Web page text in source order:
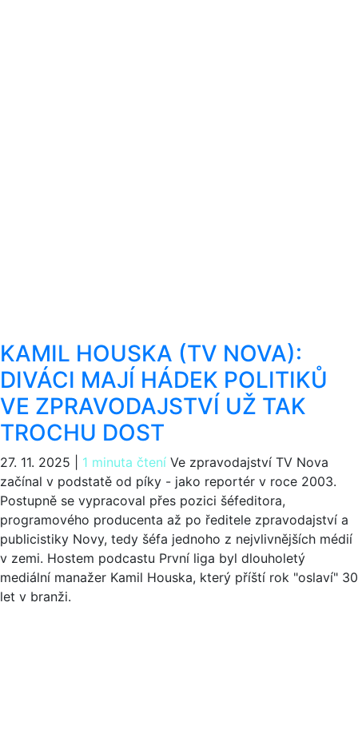
KAMIL HOUSKA (TV NOVA):
DIVÁCI MAJÍ HÁDEK POLITIKŮ
VE ZPRAVODAJSTVÍ UŽ TAK
TROCHU DOST
27. 11. 2025 1 minuta čtení Ve zpravodajství TV Nova
začínal v podstatě od píky - jako reportér v roce 2003.
Postupně se vypracoval přes pozici šéfeditora,
programového producenta až po ředitele zpravodajství a
publicistiky Novy, tedy šéfa jednoho z nejvlivnějších médií
v zemi. Hostem podcastu První liga byl dlouholetý
mediální manažer Kamil Houska, který příští rok "oslaví" 30
let v branži.